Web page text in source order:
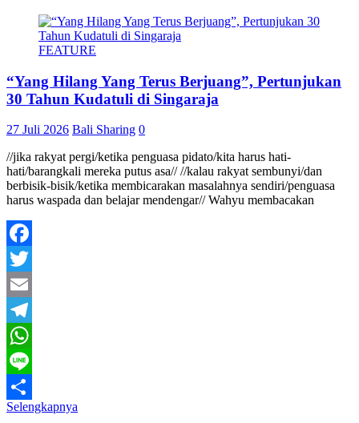
FEATURE
“Yang Hilang Yang Terus Berjuang”, Pertunjukan
30 Tahun Kudatuli di Singaraja
27 Juli 2026 Bali Sharing 0
//jika rakyat pergi/ketika penguasa pidato/kita harus hati-
hati/barangkali mereka putus asa// //kalau rakyat sembunyi/dan
berbisik-bisik/ketika membicarakan masalahnya sendiri/penguasa
harus waspada dan belajar mendengar// Wahyu membacakan
Facebook
Twitter
Email
Telegram
WhatsApp
Line
Share
Selengkapnya